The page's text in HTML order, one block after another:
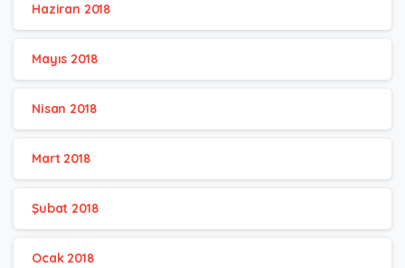
Haziran 2018
Mayıs 2018
Nisan 2018
Mart 2018
Şubat 2018
Ocak 2018